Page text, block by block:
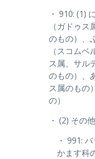
・ 910: (1)
（ガドゥ
のもの）、
（スコム
ス属、サル
のもの）、
ス属のもの
の）
・ (2) その
・ 991:
かます科